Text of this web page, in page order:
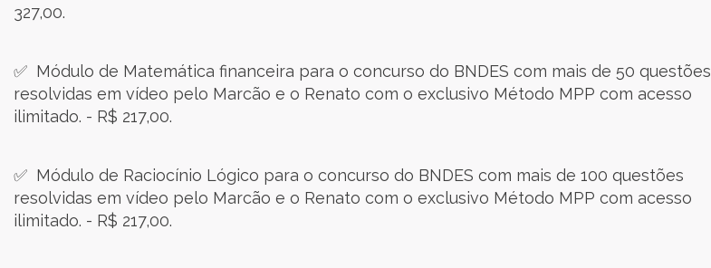
327,00.
✅ Módulo de Matemática financeira para o concurso do BNDES com mais de 50 questões
resolvidas em vídeo pelo Marcão e o Renato com o exclusivo Método MPP com acesso
ilimitado. - R$ 217,00.
✅ Módulo de Raciocínio Lógico para o concurso do BNDES com mais de 100 questões
resolvidas em vídeo pelo Marcão e o Renato com o exclusivo Método MPP com acesso
ilimitado. - R$ 217,00.